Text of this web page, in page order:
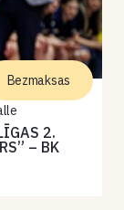
2.
– BK
Bezmaksas